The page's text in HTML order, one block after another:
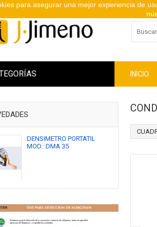
INICIO
DENSIMETRO PORTATIL
MOD.: DMA 35
para asegurar una mejor experiencia de